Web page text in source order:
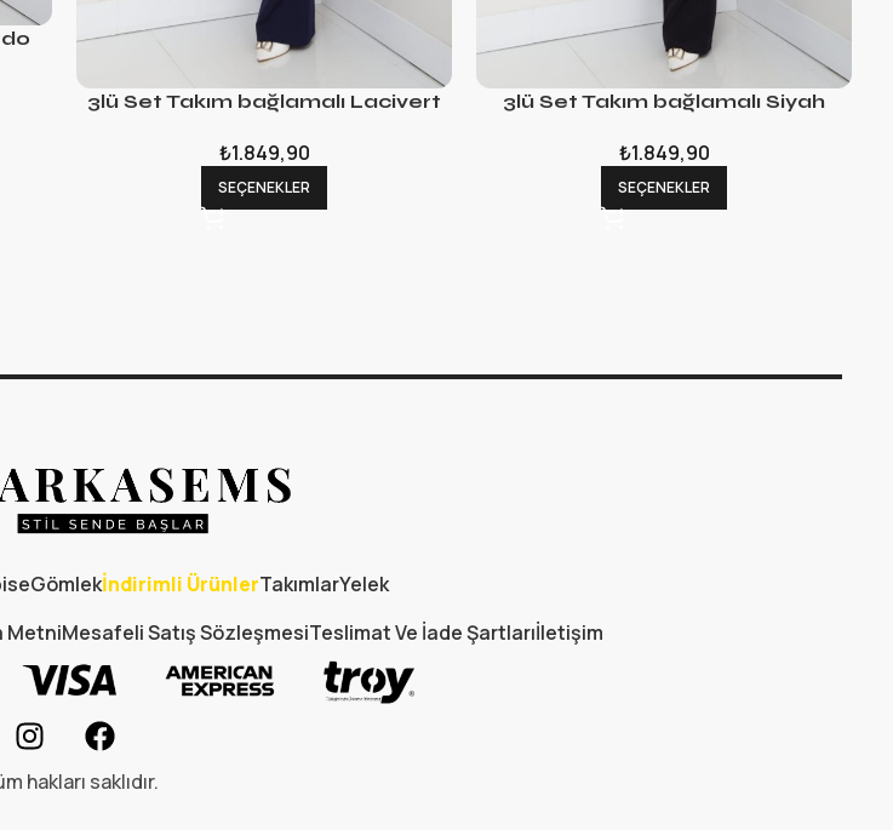
3lü Set Takım bağlamalı Lacivert
₺1.849,90
SEÇENEKLER
3lü Set Takım bağlamalı Siyah
₺1.849,90
SEÇENEKLER
Gömlekİndirimli ÜrünlerTakımlarYelek
MetniMesafeli Satış SözleşmesiTeslimat Ve İade Şartlarıİletişim
hakları saklıdır.